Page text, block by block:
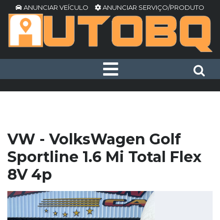
ANUNCIAR VEÍCULO ANUNCIAR SERVIÇO/PRODUTO
VW - VolksWagen Golf
Sportline 1.6 Mi Total Flex
8V 4p